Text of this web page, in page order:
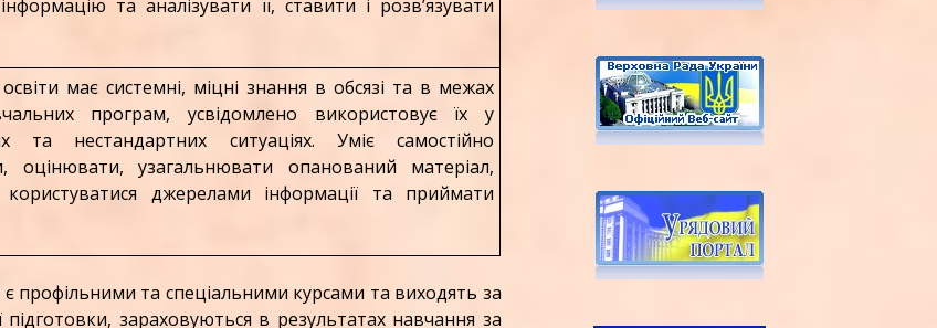
та аналізувати її, ставити і розв’язувати
має системні, міцні знання в обсязі та в межах
програм, усвідомлено використовує їх у
та нестандартних ситуаціях. Уміє самостійно
оцінювати, узагальнювати опанований матеріал,
користуватися джерелами інформації та приймати
є профільними та спеціальними курсами та виходять за
зараховуються в результатах навчання за